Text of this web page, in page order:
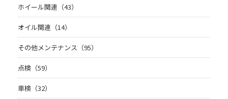
ホイール関連（43）
オイル関連（14）
その他メンテナンス（95）
点検（59）
車検（32）